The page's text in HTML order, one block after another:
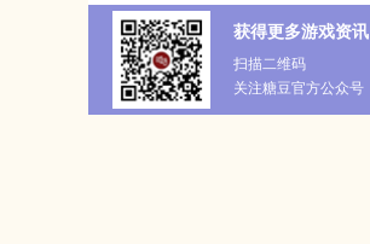
获得更多游戏资讯
扫描二维码
关注糖豆官方公众号